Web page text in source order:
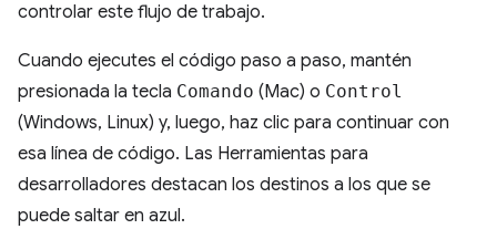
controlar este flujo de trabajo.
Cuando ejecutes el código paso a paso, mantén
presionada la tecla Comando (Mac) o Control
(Windows, Linux) y, luego, haz clic para continuar con
esa línea de código. Las Herramientas para
desarrolladores destacan los destinos a los que se
puede saltar en azul.